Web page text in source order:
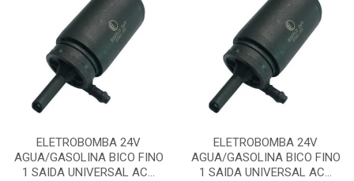
ELETROBOMBA 24V
AGUA/GASOLINA BICO FINO
1 SAIDA UNIVERSAL AC...
ELETROBOMBA 24V
AGUA/GASOLINA BICO FINO
1 SAIDA UNIVERSAL AC...